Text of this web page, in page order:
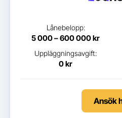
Lånebelopp:
5 000 – 600 000 kr
Uppläggningsavgift:
0 kr
Ansök